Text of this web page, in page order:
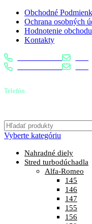
Obchodné
Ochrana osobných
Hodnotenie obchodu
Kontakty
0904 400 399
0904 400 399
Telefón
Vyberte kategóriu
Nahradné diely
Stred turbodúchadla
Alfa-Romeo
145
146
147
155
156